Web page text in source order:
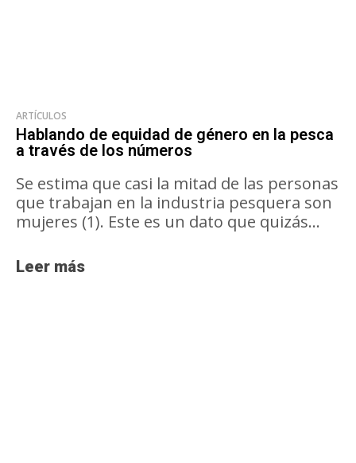
ARTÍCULOS
Hablando de equidad de género en la pesca
a través de los números
Se estima que casi la mitad de las personas
que trabajan en la industria pesquera son
mujeres (1). Este es un dato que quizás...
Leer más